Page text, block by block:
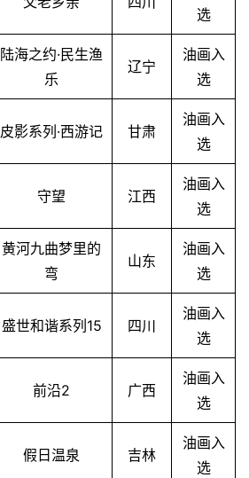
选
陆海之约·民生渔
乐
辽宁
油画入
选
皮影系列·西游记 甘肃
油画入
选
守望 江西
油画入
选
黄河九曲梦里的
弯
山东
油画入
选
盛世和谐系列15 四川
油画入
选
前沿2 广西
油画入
选
假日温泉 吉林
油画入
选